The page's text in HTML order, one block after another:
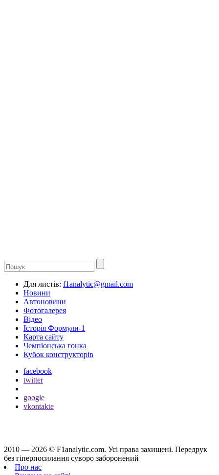
Для листів: f1analytic@gmail.com
Новини
Автоновини
Фотогалерея
Відео
Історія Формули-1
Карта сайту
Чемпіонська гонка
Кубок конструкторів
facebook
twitter
google
vkontakte
2010 — 2026 © F1analytic.com. Усi права захищенi. Передрук
без гіперпосилання суворо заборонений
Про нас